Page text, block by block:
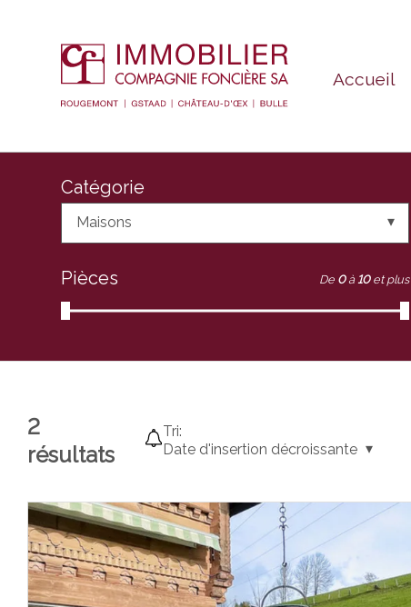
Accueil
Catégorie
Maisons
Pièces De 0 à 10 et plus
2
résultats
Tri:
Date d'insertion décroissante